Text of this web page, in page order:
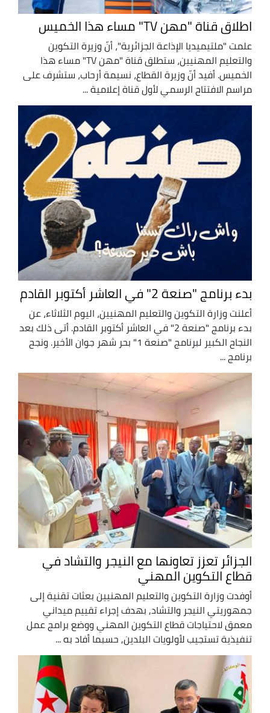
اطلاق قناة "مهن TV" مساء هذا الخميس
علمت "ملتيميديا الإذاعة الجزائرية"، أنّ وزيرة التكوين
والتعليم المهنيين، ستطلق قناة "مهن TV" مساء هذا
الخميس. أفيد أنّ وزيرة القطاع، نسيمة أرحاب، ستشرف على
مراسم الافتتاح الرسمي لأول قناة إعلامية ...
بدء برنامج "صنعة 2" في العاشر أكتوبر القادم
أعلنت وزارة التكوين والتعليم المهنيين، اليوم الثلاثاء، عن
بدء برنامج "صنعة 2" في العاشر أكتوبر القادم. أتى ذلك بعد
النجاح الكبير لبرنامج "صنعة 1" بحر شهر جوان الأخير. ونجح
برنامج ...
الجزائر تعزز تعاونها مع النيجر والتشاد في
قطاع التكوين المهني
أوفدت وزارة التكوين والتعليم المهنيين بعثات تقنية إلى
جمهوريتي النيجر والتشاد, بهدف إجراء تقييم ميداني
معمق لاحتياجات قطاع التكوين المهني ووضع برامج عمل
تنفيذية تستجيب لأولويات البلدين, حسبما أفاد به ...